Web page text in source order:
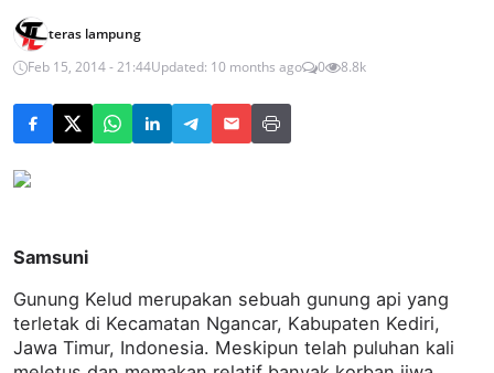
teras lampung
Feb 15, 2014 - 21:44Updated: 10 months ago 0 8.8k
Samsuni
Gunung Kelud merupakan sebuah gunung api yang
terletak di Kecamatan Ngancar, Kabupaten Kediri,
Jawa Timur, Indonesia. Meskipun telah puluhan kali